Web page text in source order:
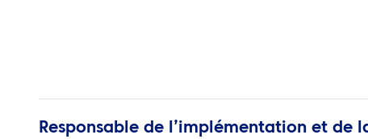
Responsable de l’implémentation et de